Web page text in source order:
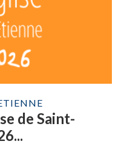
de Saint-